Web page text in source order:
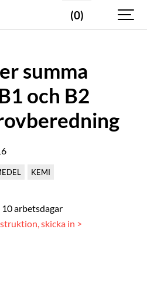
(0)
summa
och B2
KEMI
arbetsdagar
skicka in >